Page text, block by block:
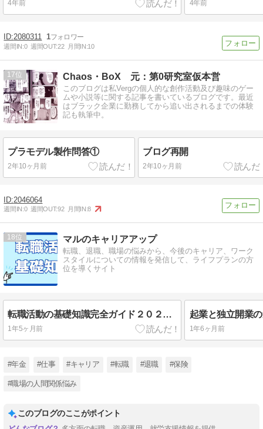
4年前 4年前
2080311 1
週間IN:0 週間OUT:22 月間IN:10
17 Chaos・BoX 元：第0研究室仮本営
このブログは私Vergの個人的な創作活動及び趣味のゲー
ムや小説等に関する記事を書いているブログです。最近
はブラック企業に勤務してから追い出されるまでの体験
記も執筆中。
プラモデル製作問答①
2年10ヶ月前
ブログ再開
2年10ヶ月前
2046064
週間IN:0 週間OUT:92 月間IN:8
18 マルのキャリアアップ
転職、退職、職場の悩みから、今後のキャリア、ワーク
スタイルについての情報を発信して、ライフプランの方
位を導くサイト
転職活動の基礎知識完全ガイド２０２５年版｜成功する転職活動の進め方
1年5ヶ月前 1年6ヶ月前
#年金 #仕事 #キャリア #転職 #退職 #保険
#職場の人間関係悩み
このブログのここがポイント